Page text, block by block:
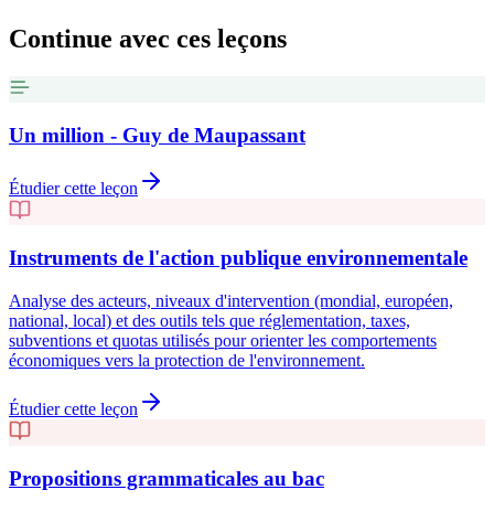
Continue avec ces leçons
Un million - Guy de Maupassant
Étudier cette leçon
Instruments de l'action publique environnementale
Analyse des acteurs, niveaux d'intervention (mondial, européen,
national, local) et des outils tels que réglementation, taxes,
subventions et quotas utilisés pour orienter les comportements
économiques vers la protection de l'environnement.
Étudier cette leçon
Propositions grammaticales au bac